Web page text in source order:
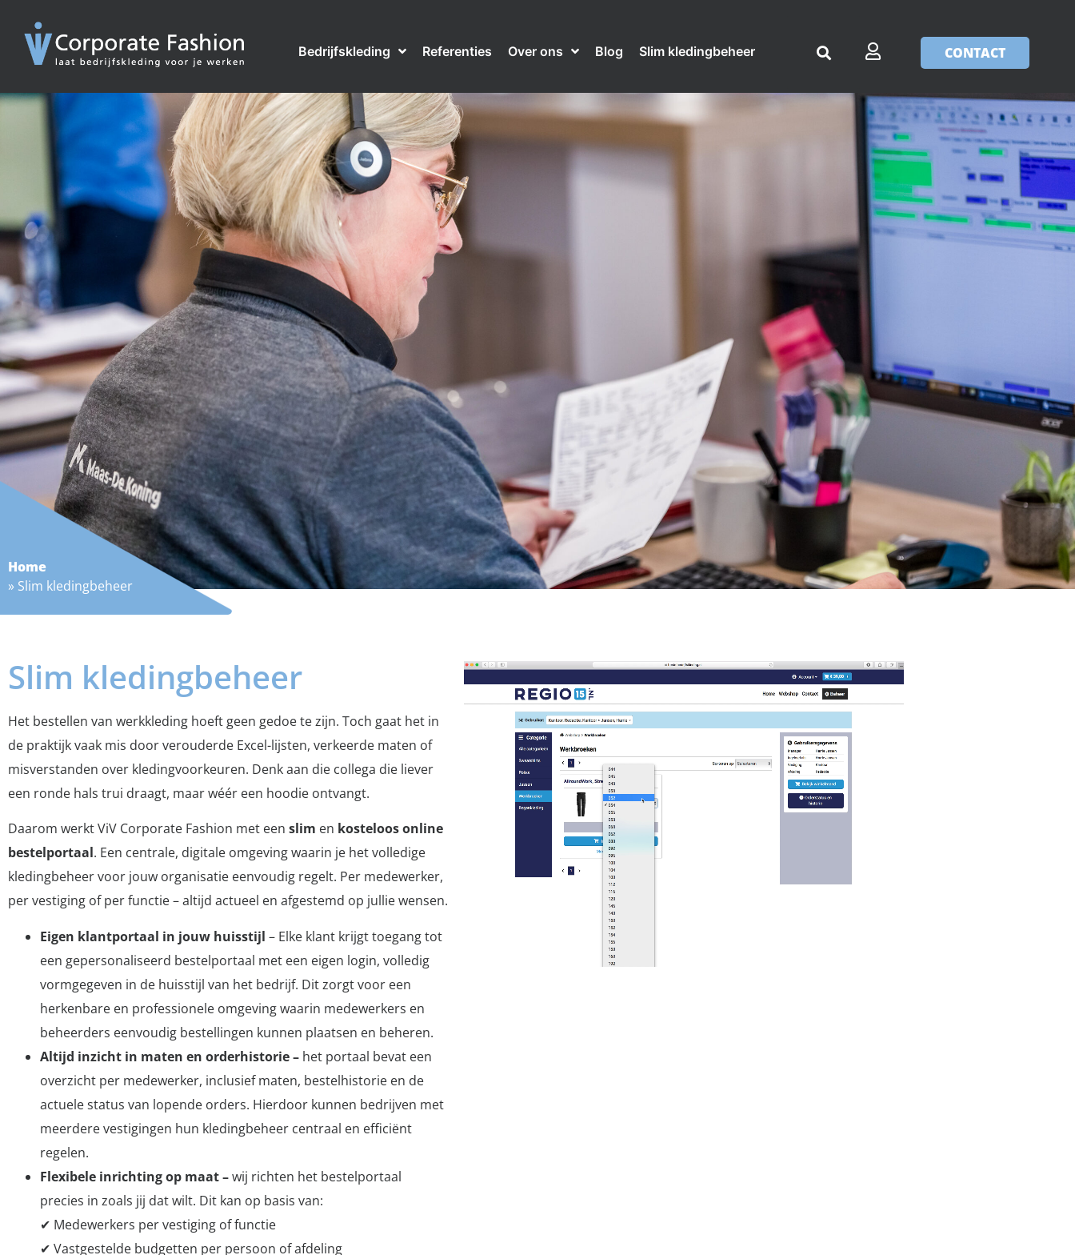
Bedrijfskleding Referenties Over ons Blog Slim kledingbeheer CONTACT
Home
» Slim kledingbeheer
Slim kledingbeheer
Het bestellen van werkkleding hoeft geen gedoe te zijn. Toch gaat het in
de praktijk vaak mis door verouderde Excel-lijsten, verkeerde maten of
misverstanden over kledingvoorkeuren. Denk aan die collega die liever
een ronde hals trui draagt, maar wéér een hoodie ontvangt.
Daarom werkt ViV Corporate Fashion met een slim en kosteloosonline
bestelportaal. Een centrale, digitale omgeving waarin je het volledige
kledingbeheer voor jouw organisatie eenvoudig regelt. Per medewerker,
per vestiging of per functie – altijd actueel en afgestemd op jullie wensen.
Eigen klantportaal in jouw huisstijl – Elke klant krijgt toegang tot
een gepersonaliseerd bestelportaal met een eigen login, volledig
vormgegeven in de huisstijl van het bedrijf. Dit zorgt voor een
herkenbare en professionele omgeving waarin medewerkers en
beheerders eenvoudig bestellingen kunnen plaatsen en beheren.
Altijd inzicht in maten en orderhistorie – het portaal bevat een
overzicht per medewerker, inclusief maten, bestelhistorie en de
actuele status van lopende orders. Hierdoor kunnen bedrijven met
meerdere vestigingen hun kledingbeheer centraal en efficiënt
regelen.
Flexibele inrichting op maat –wij richten het bestelportaal
precies in zoals jij dat wilt. Dit kan op basis van:
✔ Medewerkers per vestiging of functie
✔ Vastgestelde budgetten per persoon of afdeling